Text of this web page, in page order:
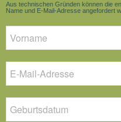
Aus technischen Gründen können die
Name und E-Mail-Adresse angefordert